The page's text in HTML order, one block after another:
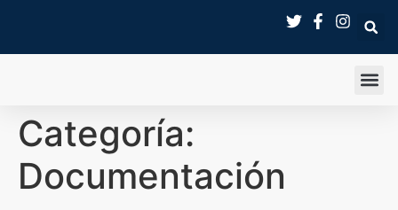
Categoría:
Documentación